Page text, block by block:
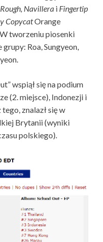
Rough, Navillera i Fingertip
CopycatOrange
tworzeniu piosenki
Roa, Sungyeon,
wspiął się na podium
(2. miejsce), Indonezji i
znalazł się w
Brytanii (wyniki
polskiego).